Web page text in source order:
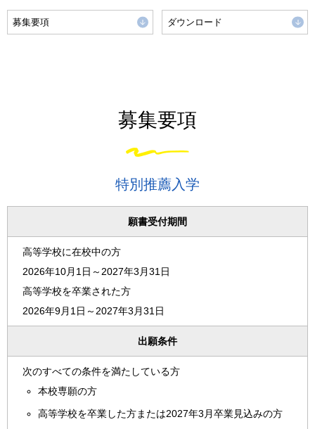
募集要項 ダウンロード
募集要項
特別推薦入学
願書受付期間
高等学校に在校中の方
2026年10月1日～2027年3月31日
高等学校を卒業された方
2026年9月1日～2027年3月31日
出願条件
次のすべての条件を満たしている方
本校専願の方
高等学校を卒業した方または2027年3月卒業見込みの方